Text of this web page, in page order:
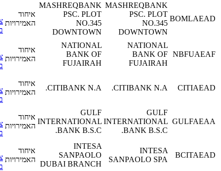
MASHREQBANK
PSC. PLOT
NO.345
DOWNTOWN
MASHREQBANK
PSC. PLOT
NO.345
DOWNTOWN
האמירויות צפה
בפרטים
NATIONAL
BANK OF
FUJAIRAH
NATIONAL
BANK OF
FUJAIRAH
האמירויות צפה
בפרטים
CITIBANK N.A.
CITIBANK N.A.
איחוד
האמירויות צפה
בפרטים
INTERNATIONAL
BANK B.S.C.
INTERNATIONAL
BANK B.S.C.
איחוד
האמירויות צפה
בפרטים
INTESA
SANPAOLO SPA
INTESA
SANPAOLO
DUBAI BRANCH
האמירויות צפה
בפרטים